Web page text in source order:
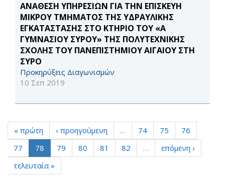
ΑΝΑΘΕΣΗ ΥΠΗΡΕΣΙΩΝ ΓΙΑ ΤΗΝ ΕΠΙΣΚΕΥΗ
ΜΙΚΡΟΥ ΤΜΗΜΑΤΟΣ ΤΗΣ ΥΔΡΑΥΛΙΚΗΣ
ΕΓΚΑΤΑΣΤΑΣΗΣ ΣΤΟ ΚΤΗΡΙΟ ΤΟΥ «Α
ΓΥΜΝΑΣΙΟΥ ΣΥΡΟΥ» ΤΗΣ ΠΟΛΥΤΕΧΝΙΚΗΣ
ΣΧΟΛΗΣ ΤΟΥ ΠΑΝΕΠΙΣΤΗΜΙΟΥ ΑΙΓΑΙΟΥ ΣΤΗ
ΣΥΡΟ
Προκηρύξεις Διαγωνισμών
10 Σεπ 2019
« πρώτη ‹ προηγούμενη … 74 75
76
77
78 79 80 81 82 …
επόμενη ›
τελευταία »